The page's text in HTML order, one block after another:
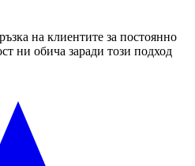
на клиентите за постоянно
ни обича заради този подход